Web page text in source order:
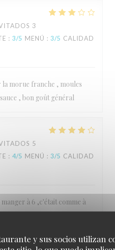
y sus socios utilizan
3
: 3/5 MENÚ : 3/5 CALIDAD
morue franche , moules
, bon goût général
5
: 4/5 MENÚ : 3/5 CALIDAD
à 6 ,c'était comme à
délicieux, ici la deuxième fois,
un autre cuisinier, les frites
cuit. Cela peut arriver!!!on